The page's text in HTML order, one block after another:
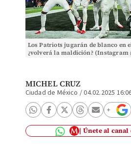
Los Patriots jugarán de blanco en
¿volverá la maldición? (Instagram
MICHEL CRUZ
Ciudad de México /04.02.2025
Únete al